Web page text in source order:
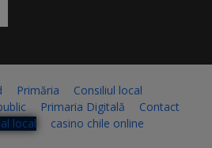
Primăria
Consiliul local
Primaria Digitală
Contact
local
casino chile online